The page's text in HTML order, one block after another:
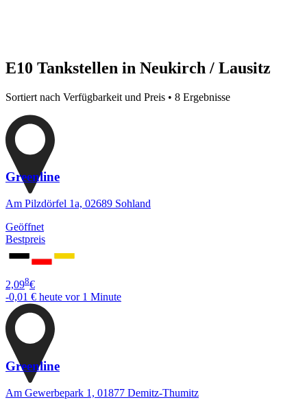
E10 Tankstellen in Neukirch / Lausitz
Sortiert nach Verfügbarkeit und Preis • 8 Ergebnisse
Greenline
Am Pilzdörfel 1a, 02689 Sohland
Geöffnet
Bestpreis
2,098€
-0,01 € heute vor 1 Minute
Greenline
Am Gewerbepark 1, 01877 Demitz-Thumitz